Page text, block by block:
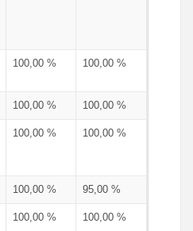
100,00 % 100,00 %
100,00 % 100,00 %
100,00 % 100,00 %
100,00 % 95,00 %
100,00 % 100,00 %